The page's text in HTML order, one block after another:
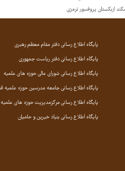
ازبکستان پروفسور ترمزی
پایگاه اطلاع رسانی دفتر مقام معظم رهبری
پایگاه اطلاع رسانی دفتر ریاست جمهوری
پایگاه اطلاع رسانی شورای عالی حوزه های علمیه
پایگاه اطلاع رسانی جامعه مدرسین حوزه علمیه
پایگاه اطلاع رسانی مرکزمدیریت حوزه های علمیه
پایگاه اطلاع رسانی بنیاد خیرین و حامیان